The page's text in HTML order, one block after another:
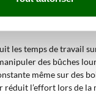
les temps de travail
des bûches
même sur des
réduit l’effort lors de